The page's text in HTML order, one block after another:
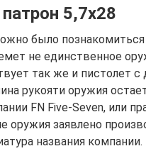
5,7х28
было познакомиться
не единственное
так же и пистолет
рукояти оружия
FN Five-Seven, или
оружия заявлено
названия